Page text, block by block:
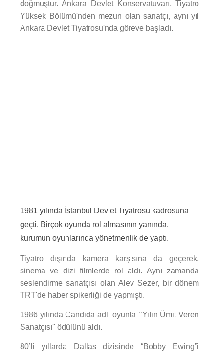
doğmuştur. Ankara Devlet Konservatuvarı, Tiyatro
Yüksek Bölümü'nden mezun olan sanatçı, aynı yıl
Ankara Devlet Tiyatrosu'nda göreve başladı.
1981 yılında İstanbul Devlet Tiyatrosu kadrosuna
geçti. Birçok oyunda rol almasının yanında,
kurumun oyunlarında yönetmenlik de yaptı.
Tiyatro dışında kamera karşısına da geçerek,
sinema ve dizi filmlerde rol aldı. Aynı zamanda
seslendirme sanatçısı olan Alev Sezer, bir dönem
TRT'de haber spikerliği de yapmıştı.
1986 yılında Candida adlı oyunla ‘‘Yılın Ümit Veren
Sanatçısı'' ödülünü aldı.
80’li yıllarda Dallas dizisinde “Bobby Ewing”i